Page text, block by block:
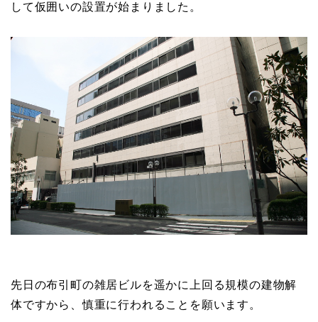
して仮囲いの設置が始まりました。
先日の布引町の雑居ビルを遥かに上回る規模の建物解
体ですから、慎重に行われることを願います。